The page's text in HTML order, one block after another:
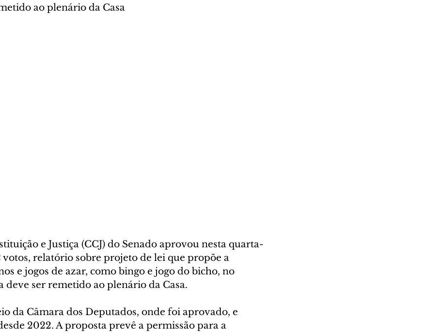
ao plenário da Casa
e Justiça (CCJ) do Senado aprovou nesta quarta-
votos, relatório sobre projeto de lei que propõe a
e jogos de azar, como bingo e jogo do bicho, no
deve ser remetido ao plenário da Casa.
da Câmara dos Deputados, onde foi aprovado, e
2022. A proposta prevê a permissão para a